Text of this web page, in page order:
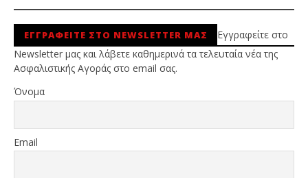
ΕΓΓΡΑΦΕΙΤΕ ΣΤΟ NEWSLETTER ΜΑΣ
Εγγραφείτε στο
Newsletter μας και λάβετε καθημερινά τα τελευταία νέα της
Ασφαλιστικής Αγοράς στο email σας.
Όνομα
Email